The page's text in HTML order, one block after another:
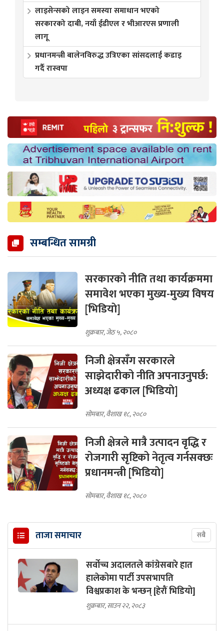
लाइसेन्सको लाइन समस्या समाधान भएको
सरकारको दाबी, नयाँ ईडीएल र भीआरएस प्रणाली
लागू
प्रधानमन्त्री बालेनविरुद्ध उत्रिएका सांसदलाई कडाइ
गर्दै रास्वपा
सम्बन्धित सामग्री
सरकारको नीति तथा कार्यक्रममा
समावेश भएका मुख्य-मुख्य विषय
[भिडियाे]
शुक्रबार, जेठ ५, २०८०
निजी क्षेत्रसँग सरकारले
साझेदारीको नीति अपनाउनुपर्छ:
अध्यक्ष ढकाल [भिडियाे]
सोमबार, वैशाख १८, २०८०
निजी क्षेत्रले मात्रै उत्पादन वृद्धि र
रोजगारी सृष्टिको नेतृत्व गर्नसक्छः
प्रधानमन्त्री [भिडियाे]
सोमबार, वैशाख १८, २०८०
ताजा समाचार सबै
सर्वोच्च अदालतले कांग्रेसबारे हात
हालेकोमा पार्टी उपसभापति
विश्वप्रकाश के भन्छन् [हेरौं भिडियो]
शुक्रबार, साउन २२, २०८३